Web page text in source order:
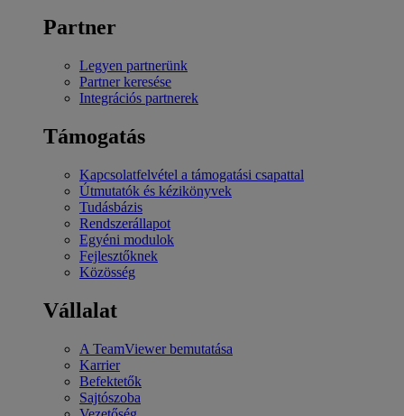
Partner
Legyen partnerünk
Partner keresése
Integrációs partnerek
Támogatás
Kapcsolatfelvétel a támogatási csapattal
Útmutatók és kézikönyvek
Tudásbázis
Rendszerállapot
Egyéni modulok
Fejlesztőknek
Közösség
Vállalat
A TeamViewer bemutatása
Karrier
Befektetők
Sajtószoba